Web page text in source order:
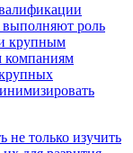
выполняют роль
крупным
компаниям
не только изучить